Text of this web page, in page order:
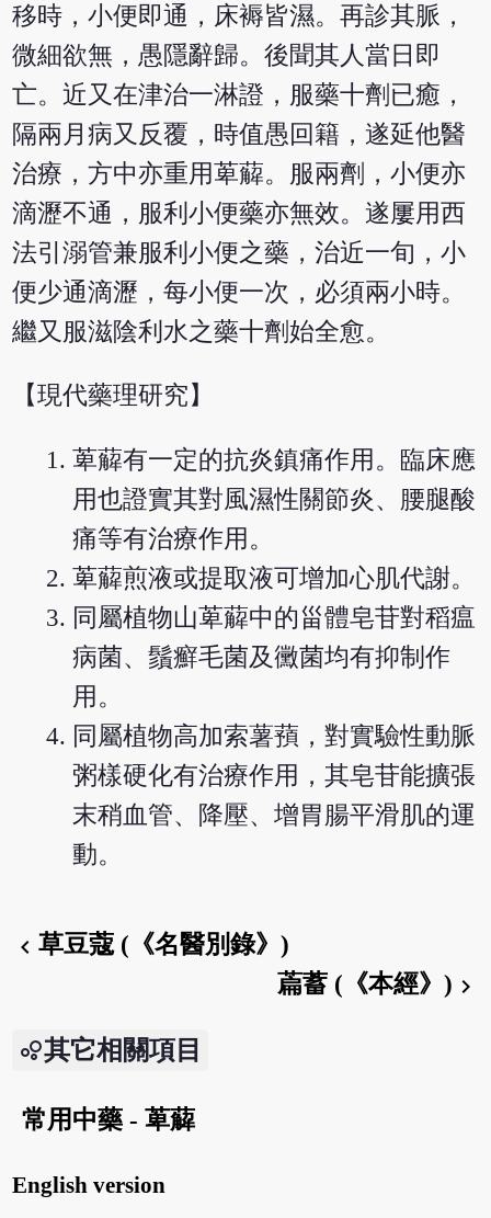
移時，小便即通，床褥皆濕。再診其脈，
微細欲無，愚隱辭歸。後聞其人當日即
亡。近又在津治一淋證，服藥十劑已癒，
隔兩月病又反覆，時值愚回籍，遂延他醫
治療，方中亦重用萆薢。服兩劑，小便亦
滴瀝不通，服利小便藥亦無效。遂屢用西
法引溺管兼服利小便之藥，治近一旬，小
便少通滴瀝，每小便一次，必須兩小時。
繼又服滋陰利水之藥十劑始全愈。
【現代藥理研究】
萆薢有一定的抗炎鎮痛作用。臨床應
用也證實其對風濕性關節炎、腰腿酸
痛等有治療作用。
萆薢煎液或提取液可增加心肌代謝。
同屬植物山萆薢中的甾體皂苷對稻瘟
病菌、鬚癬毛菌及黴菌均有抑制作
用。
同屬植物高加索薯蕷，對實驗性動脈
粥樣硬化有治療作用，其皂苷能擴張
末稍血管、降壓、增胃腸平滑肌的運
動。
chevron_left草豆蔻 (《名醫別錄》)
萹蓄 (《本經》) chevron_right
其它相關項目
常用中藥 - 萆薢
English version